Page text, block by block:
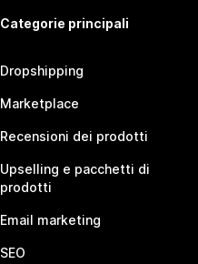
Categorie principali
Dropshipping
Marketplace
Recensioni dei prodotti
Upselling e pacchetti di
prodotti
Email marketing
SEO